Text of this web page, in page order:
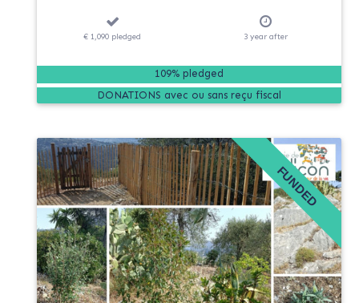
€ 1,090 pledged 3 year after
109% pledged
DONATIONS
FUNDED